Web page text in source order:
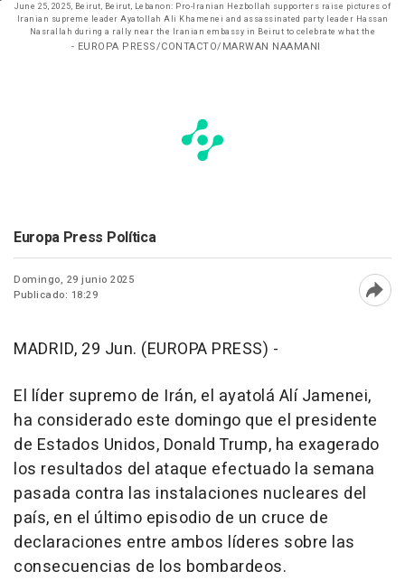
June 25, 2025, Beirut, Beirut, Lebanon: Pro-Iranian Hezbollah supporters raise pictures of
Iranian supreme leader Ayatollah Ali Khamenei and assassinated party leader Hassan
Nasrallah during a rally near the Iranian embassy in Beirut to celebrate what the
- EUROPA PRESS/CONTACTO/MARWAN NAAMANI
Europa Press Política
Domingo, 29 junio 2025
Publicado: 18:29
MADRID, 29 Jun. (EUROPA PRESS) -
El líder supremo de Irán, el ayatolá Alí Jamenei,
ha considerado este domingo que el presidente
de Estados Unidos, Donald Trump, ha exagerado
los resultados del ataque efectuado la semana
pasada contra las instalaciones nucleares del
país, en el último episodio de un cruce de
declaraciones entre ambos líderes sobre las
consecuencias de los bombardeos.